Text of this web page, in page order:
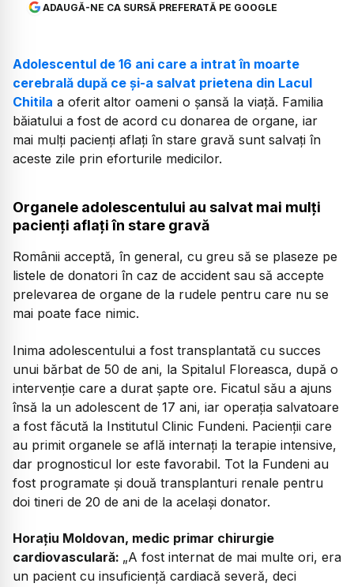
ADAUGĂ-NE CA SURSĂ PREFERATĂ PE GOOGLE
Adolescentul de 16 ani care a intrat în moarte
cerebrală după ce și-a salvat prietena din Lacul
Chitila a oferit altor oameni o șansă la viață. Familia
băiatului a fost de acord cu donarea de organe, iar
mai mulți pacienți aflați în stare gravă sunt salvați în
aceste zile prin eforturile medicilor.
Organele adolescentului au salvat mai mulți
pacienți aflați în stare gravă
Românii acceptă, în general, cu greu să se plaseze pe
listele de donatori în caz de accident sau să accepte
prelevarea de organe de la rudele pentru care nu se
mai poate face nimic.
Inima adolescentului a fost transplantată cu succes
unui bărbat de 50 de ani, la Spitalul Floreasca, după o
intervenție care a durat șapte ore. Ficatul său a ajuns
însă la un adolescent de 17 ani, iar operația salvatoare
a fost făcută la Institutul Clinic Fundeni. Pacienții care
au primit organele se află internați la terapie intensive,
dar prognosticul lor este favorabil. Tot la Fundeni au
fost programate și două transplanturi renale pentru
doi tineri de 20 de ani de la același donator.
Horațiu Moldovan, medic primar chirurgie
cardiovasculară: „A fost internat de mai multe ori, era
un pacient cu insuficiență cardiacă severă, deci